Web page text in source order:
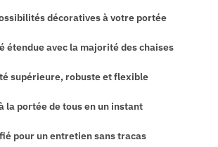
décoratives à votre portée
étendue avec la majorité des chaises
supérieure, robuste et flexible
la portée de tous en un instant
pour un entretien sans tracas